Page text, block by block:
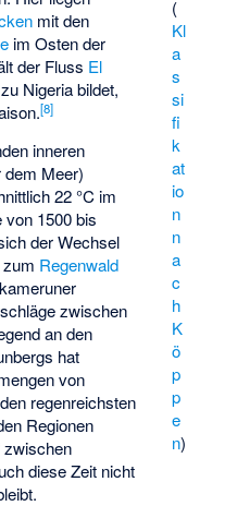
(
Kl
a
s
si
fi
k
at
io
n
n
a
c
h
K
ö
p
p
e
n)
mit den
im Osten der
der Fluss El
Nigeria bildet,
[8]
inneren
dem Meer)
22 °C im
von 1500 bis
der Wechsel
Regenwald
zwischen
an den
hat
von
regenreichsten
Regionen
zwischen
diese Zeit nicht